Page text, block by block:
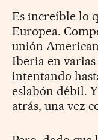
Es increíble lo
Europea.
unión
Iberia en varias
intentando
eslabón débil.
atrás, una vez